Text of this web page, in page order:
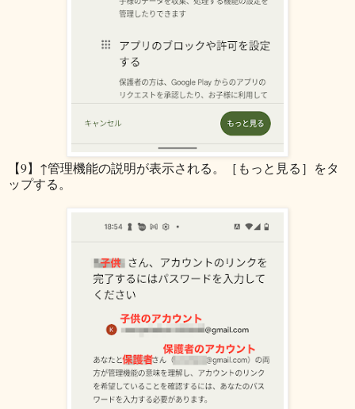
【9】↑管理機能の説明が表示される。［もっと見る］をタ
ップする。